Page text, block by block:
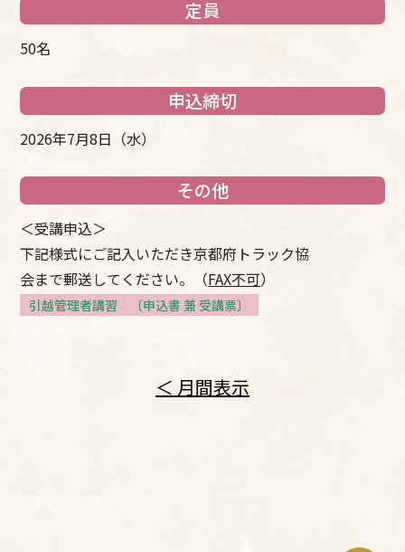
定員
50名
申込締切
2026年7月8日（水）
その他
＜受講申込＞
下記様式にご記入いただき京都府トラック協
会まで郵送してください。（FAX不可）
引越管理者講習 〔申込書 兼 受講票〕
＜ 月間表示